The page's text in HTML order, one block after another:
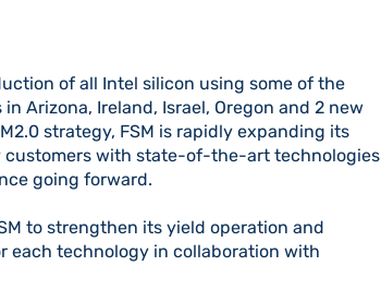
of all Intel silicon using some of the
Arizona, Ireland, Israel, Oregon and 2 new
strategy, FSM is rapidly expanding its
with state-of-the-art technologies
going forward.
to strengthen its yield operation and
each technology in collaboration with